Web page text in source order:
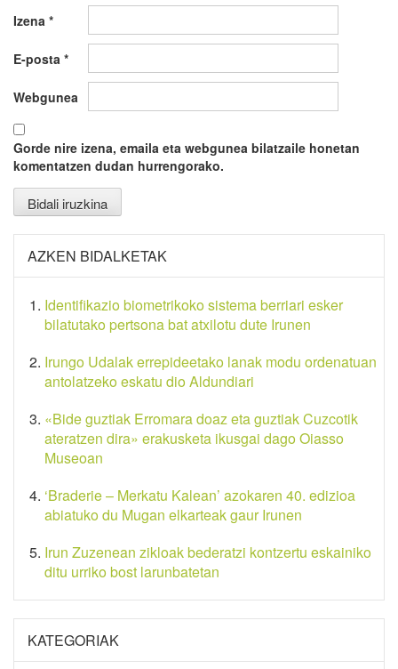
Izena *
E-posta *
Webgunea
Gorde nire izena, emaila eta webgunea bilatzaile honetan
komentatzen dudan hurrengorako.
AZKEN BIDALKETAK
Identifikazio biometrikoko sistema berriari esker
bilatutako pertsona bat atxilotu dute Irunen
Irungo Udalak errepideetako lanak modu ordenatuan
antolatzeko eskatu dio Aldundiari
«Bide guztiak Erromara doaz eta guztiak Cuzcotik
ateratzen dira» erakusketa ikusgai dago Oiasso
Museoan
‘Braderie – Merkatu Kalean’ azokaren 40. edizioa
abiatuko du Mugan elkarteak gaur Irunen
Irun Zuzenean zikloak bederatzi kontzertu eskainiko
ditu urriko bost larunbatetan
KATEGORIAK